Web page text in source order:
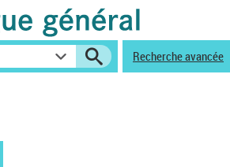
Recherche avancée